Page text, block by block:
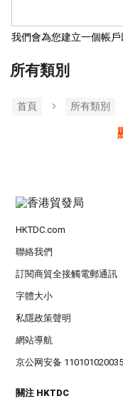
我們會為您建立一個帳戶
所有類別
首頁 所有類別
HKTDC.com
聯絡我們
訂閱商貿全接觸電郵通訊
字體大小
私隱政策聲明
網站導航
京公网安备
關注 HKTDC